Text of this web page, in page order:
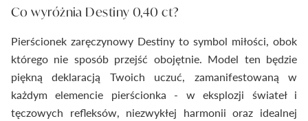
Co wyróżnia Destiny 0,40 ct?
Pierścionek zaręczynowy Destiny to symbol miłości, obok
którego nie sposób przejść obojętnie. Model ten będzie
piękną deklaracją Twoich uczuć, zamanifestowaną w
każdym elemencie pierścionka - w eksplozji świateł i
tęczowych refleksów, niezwykłej harmonii oraz idealnej